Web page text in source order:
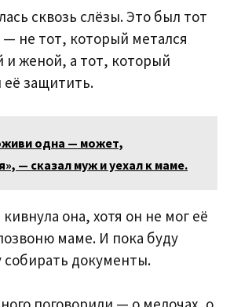
сквозь слёзы. Это был тот
не тот, который метался
женой, а тот, который
её защитить.
одна — может,
— сказал муж и уехал к маме.
она, хотя он не мог её
маме. И пока буду
собирать документы.